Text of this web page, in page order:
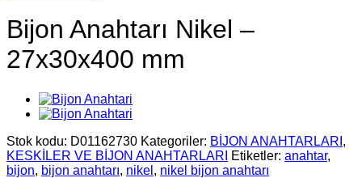
Bijon Anahtarı Nikel –
27x30x400 mm
Stok kodu: D01162730 Kategoriler: BİJON ANAHTARLARI ,
KESKİLER VE BİJON ANAHTARLARI
Etiketler: anahtar,
bijon, bijon anahtarı, nikel , nikel bijon anahtarı